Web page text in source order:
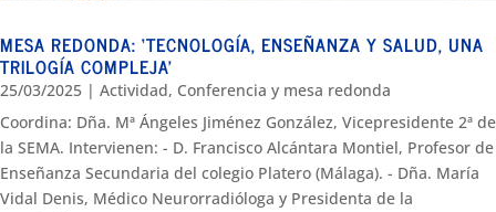
MESA REDONDA: ‘TECNOLOGÍA, ENSEÑANZA Y SALUD, UNA
TRILOGÍA COMPLEJA’
25/03/2025 | Actividad, Conferencia y mesa redonda
Coordina: Dña. Mª Ángeles Jiménez González, Vicepresidente 2ª de
la SEMA. Intervienen: - D. Francisco Alcántara Montiel, Profesor de
Enseñanza Secundaria del colegio Platero (Málaga). - Dña. María
Vidal Denis, Médico Neurorradióloga y Presidenta de la